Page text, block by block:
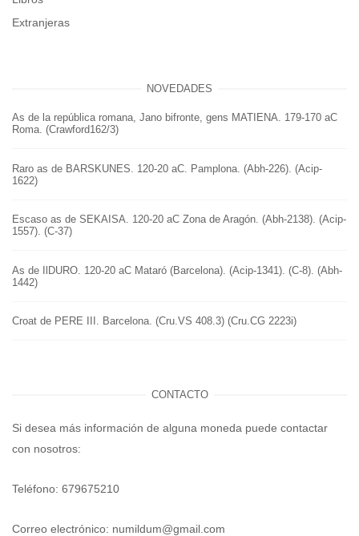
Extranjeras
NOVEDADES
As de la república romana, Jano bifronte, gens MATIENA. 179-170 aC
Roma. (Crawford162/3)
Raro as de BARSKUNES. 120-20 aC. Pamplona. (Abh-226). (Acip-
1622)
Escaso as de SEKAISA. 120-20 aC Zona de Aragón. (Abh-2138). (Acip-
1557). (C-37)
As de IlDURO. 120-20 aC Mataró (Barcelona). (Acip-1341). (C-8). (Abh-
1442)
Croat de PERE III. Barcelona. (Cru.VS 408.3) (Cru.CG 2223i)
CONTACTO
Si desea más información de alguna moneda puede contactar
con nosotros:
Teléfono: 679675210
Correo electrónico: numildum@gmail.com